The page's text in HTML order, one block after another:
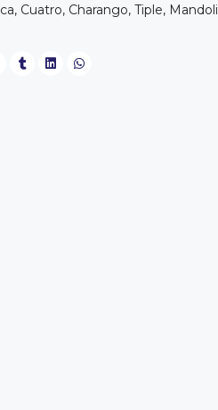
Cuatro, Charango, Tiple,